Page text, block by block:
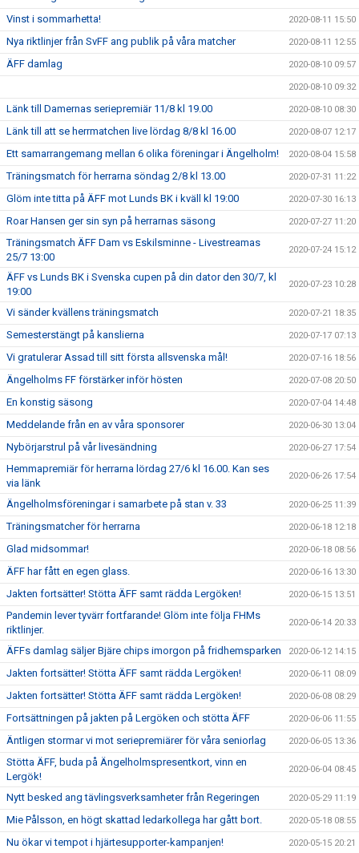
Vinst i sommarhetta! 2020-08-11 15:50
Nya riktlinjer från SvFF ang publik på våra matcher 2020-08-11 12:55
ÄFF damlag 2020-08-10 09:57
2020-08-10 09:32
Länk till Damernas seriepremiär 11/8 kl 19.00 2020-08-10 08:30
Länk till att se herrmatchen live lördag 8/8 kl 16.00 2020-08-07 12:17
Ett samarrangemang mellan 6 olika föreningar i Ängelholm! 2020-08-04 15:58
Träningsmatch för herrarna söndag 2/8 kl 13.00 2020-07-31 11:22
Glöm inte titta på ÄFF mot Lunds BK i kväll kl 19:00 2020-07-30 16:13
Roar Hansen ger sin syn på herrarnas säsong 2020-07-27 11:20
Träningsmatch ÄFF Dam vs Eskilsminne - Livestreamas
25/7 13:00
2020-07-24 15:12
ÄFF vs Lunds BK i Svenska cupen på din dator den 30/7, kl
19:00
2020-07-23 10:28
Vi sänder kvällens träningsmatch 2020-07-21 18:35
Semesterstängt på kanslierna 2020-07-17 07:13
Vi gratulerar Assad till sitt första allsvenska mål! 2020-07-16 18:56
Ängelholms FF förstärker inför hösten 2020-07-08 20:50
En konstig säsong 2020-07-04 14:48
Meddelande från en av våra sponsorer 2020-06-30 13:04
Nybörjarstrul på vår livesändning 2020-06-27 17:54
Hemmapremiär för herrarna lördag 27/6 kl 16.00. Kan ses
via länk
2020-06-26 17:54
Ängelholmsföreningar i samarbete på stan v. 33 2020-06-25 11:39
Träningsmatcher för herrarna 2020-06-18 12:18
Glad midsommar! 2020-06-18 08:56
ÄFF har fått en egen glass. 2020-06-16 13:30
Jakten fortsätter! Stötta ÄFF samt rädda Lergöken! 2020-06-15 13:51
Pandemin lever tyvärr fortfarande! Glöm inte följa FHMs
riktlinjer.
2020-06-14 20:33
ÄFFs damlag säljer Bjäre chips imorgon på fridhemsparken 2020-06-12 14:15
Jakten fortsätter! Stötta ÄFF samt rädda Lergöken! 2020-06-11 08:09
Jakten fortsätter! Stötta ÄFF samt rädda Lergöken! 2020-06-08 08:29
Fortsättningen på jakten på Lergöken och stötta ÄFF 2020-06-06 11:55
Äntligen stormar vi mot seriepremiärer för våra seniorlag 2020-06-05 13:36
Stötta ÄFF, buda på Ängelholmspresentkort, vinn en
Lergök!
2020-06-04 08:45
Nytt besked ang tävlingsverksamheter från Regeringen 2020-05-29 11:19
Mie Pålsson, en högt skattad ledarkollega har gått bort. 2020-05-18 08:55
Nu ökar vi tempot i hjärtesupporter-kampanjen! 2020-05-15 20:21